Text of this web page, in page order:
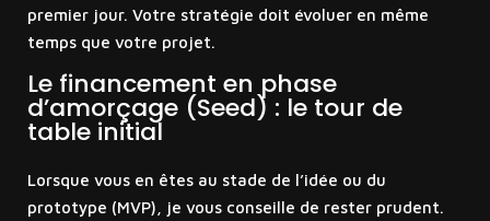
premier jour. Votre stratégie doit évoluer en même
temps que votre projet.
Le financement en phase
d’amorçage (Seed) : le tour de
table initial
Lorsque vous en êtes au stade de l’idée ou du
prototype (MVP), je vous conseille de rester prudent.